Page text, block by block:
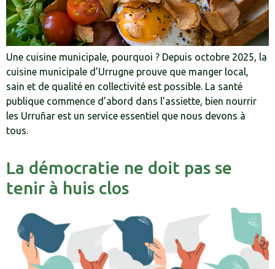
Une cuisine municipale, pourquoi ? Depuis octobre 2025, la
cuisine municipale d’Urrugne prouve que manger local,
sain et de qualité en collectivité est possible. La santé
publique commence d’abord dans l’assiette, bien nourrir
les Urruñar est un service essentiel que nous devons à
tous.
La démocratie ne doit pas se
tenir à huis clos